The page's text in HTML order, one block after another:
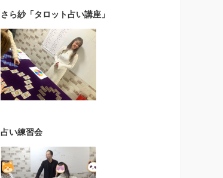
さら紗「タロット占い講座」
占い練習会